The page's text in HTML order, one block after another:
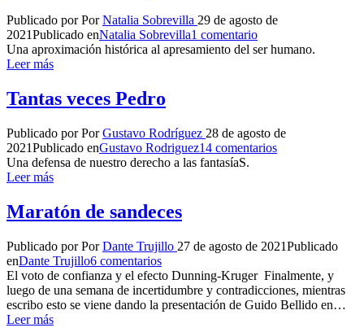
Publicado por PorNatalia Sobrevilla 29 de agosto de
2021Publicado enNatalia Sobrevilla1 comentario
Una aproximación histórica al apresamiento del ser humano.
Leer más
Tantas veces Pedro
Publicado por PorGustavo Rodríguez 28 de agosto de
2021Publicado enGustavo Rodriguez14 comentarios
Una defensa de nuestro derecho a las fantasíaS.
Leer más
Maratón de sandeces
Publicado por PorDante Trujillo 27 de agosto de 2021Publicado
enDante Trujillo6 comentarios
El voto de confianza y el efecto Dunning-Kruger Finalmente, y
luego de una semana de incertidumbre y contradicciones, mientras
escribo esto se viene dando la presentación de Guido Bellido en…
Leer más